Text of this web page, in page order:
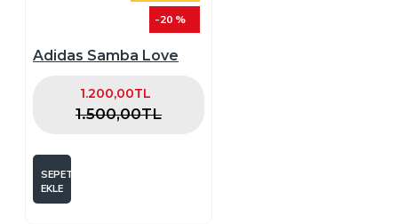
-20 %
Adidas Samba Love
1.200,00TL
1.500,00TL
SEPETE
EKLE